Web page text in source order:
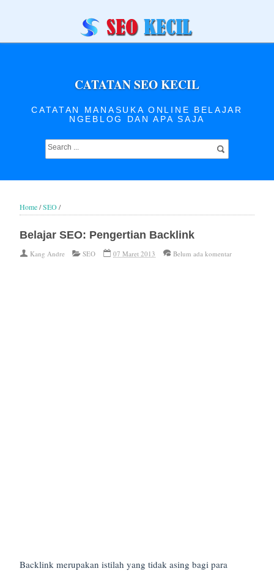
CATATAN SEO KECIL
CATATAN MANASUKA ONLINE BELAJAR
NGEBLOG DAN APA SAJA
Home/SEO /
Belajar SEO: Pengertian Backlink
Kang Andre SEO 07 Maret 2013 Belum ada komentar
Backlink merupakan istilah yang tidak asing bagi para